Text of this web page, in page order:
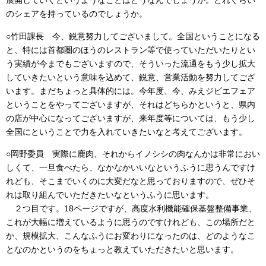
のシェアを持っているのでしょうか。
○竹田課長 今、鋭意努力してございまして。全国ということになる
と、特には首都圏のほうのレストラン等で使っていただいたりとい
う実績が今までもございますので、そういった流通をもう少し拡大
していきたいという意味を込めて、鋭意、営業活動を努力してござ
います。まだちょっと具体的には。今年度、今、みえジビエフェア
ということをやってございますが、それはどちらかというと、県内
の店が中心になってございますが、来年度等については、もう少し
全国にということで力を入れていきたいなと考えてございます。
○岡野委員 実際に鹿肉、それからイノシシの肉なんかは非常におい
しくて、一旦食べたら、なかなかいいなというふうに思うんですけ
れども、そこまでいくのに大変だなと思っておりますので、ぜひそ
れは取り組んでいただきたいなというふうに思います。
２つ目です。18ページですが、高度水利機能確保基盤整備事業、
これが大幅に増えているように思うのですけれども、この場所だと
か、規模拡大、こんなふうにお変わりになったのは、どのようなこ
となのかというのをちょっと教えていただきたいと思います。